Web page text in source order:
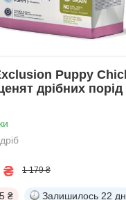
Puppy
дрібних
₴ 1 179 ₴
₴ Залишилось 22